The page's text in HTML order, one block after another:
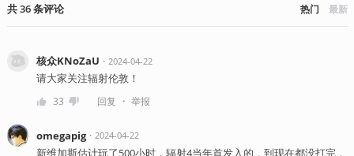
共36条评论 热门 最新
核众KNoZaU ・ 2024-04-22
请大家关注辐射伦敦！
33 回复 ・ 举报
omegapig・ 2024-04-22
新维加斯估计玩了500小时，辐射4当年首发入的，到现在都没打完，